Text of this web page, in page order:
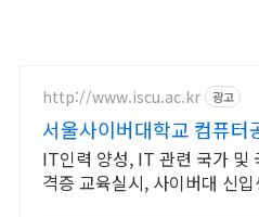
http://www.iscu.ac.kr 광고
서울사이버대학교 컴퓨터
2026 가을학기 신편입생
IT인력 양성, IT 관련 국가 및
격증 교육실시, 사이버대 신